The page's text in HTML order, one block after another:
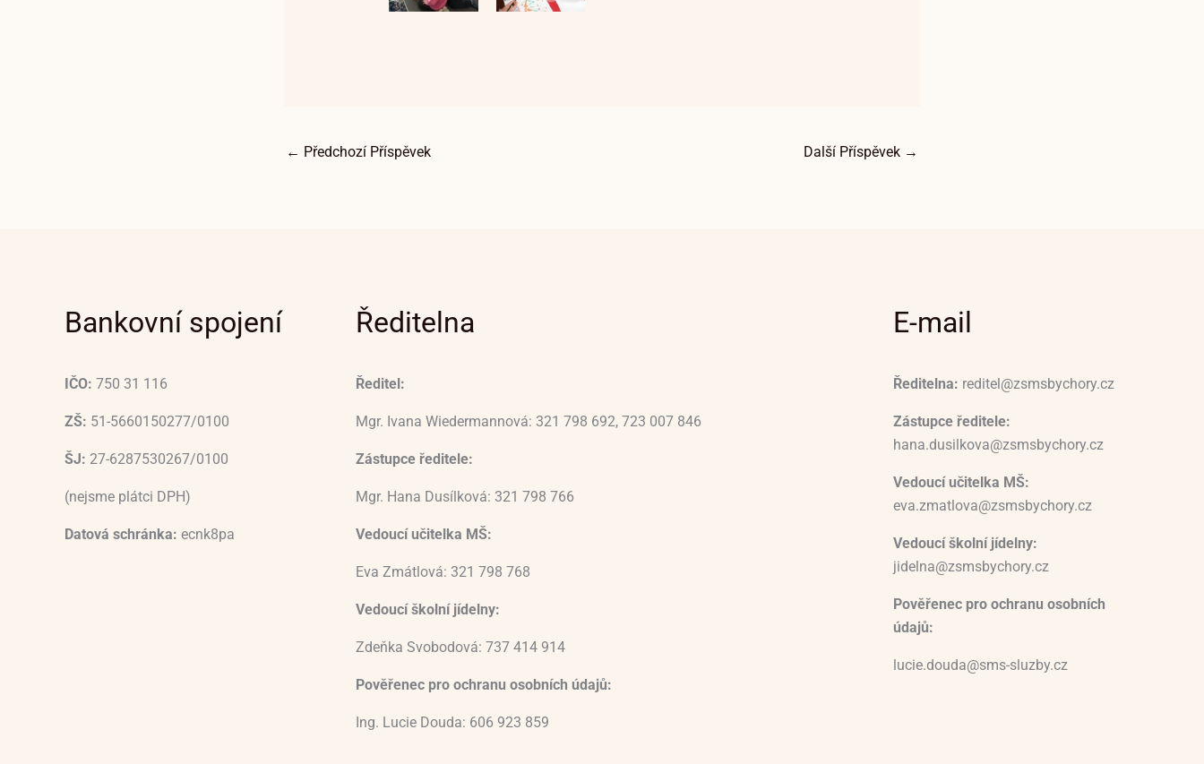
← Předchozí Příspěvek Další Příspěvek →
Bankovní spojení
IČO: 750 31 116
ZŠ: 51-5660150277/0100
ŠJ: 27-6287530267/0100
(nejsme plátci DPH)
Datová schránka: ecnk8pa
Ředitelna
Ředitel:
Mgr. Ivana Wiedermannová: 321 798 692, 723 007 846
Zástupce ředitele:
Mgr. Hana Dusílková: 321 798 766
Vedoucí učitelka MŠ:
Eva Zmátlová: 321 798 768
Vedoucí školní jídelny:
Zdeňka Svobodová: 737 414 914
Pověřenec pro ochranu osobních údajů:
Ing. Lucie Douda: 606 923 859
E-mail
Ředitelna: reditel@zsmsbychory.cz
Zástupce ředitele:
hana.dusilkova@zsmsbychory.cz
Vedoucí učitelka MŠ:
eva.zmatlova@zsmsbychory.cz
Vedoucí školní jídelny:
jidelna@zsmsbychory.cz
Pověřenec pro ochranu osobních
údajů:
lucie.douda@sms-sluzby.cz